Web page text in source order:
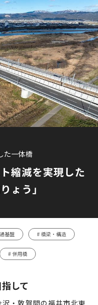
た一体橋
縮減を実現した
ょう」
基盤 # 橋梁・構造
# 併用橋
して
・敦賀間の福井市北東